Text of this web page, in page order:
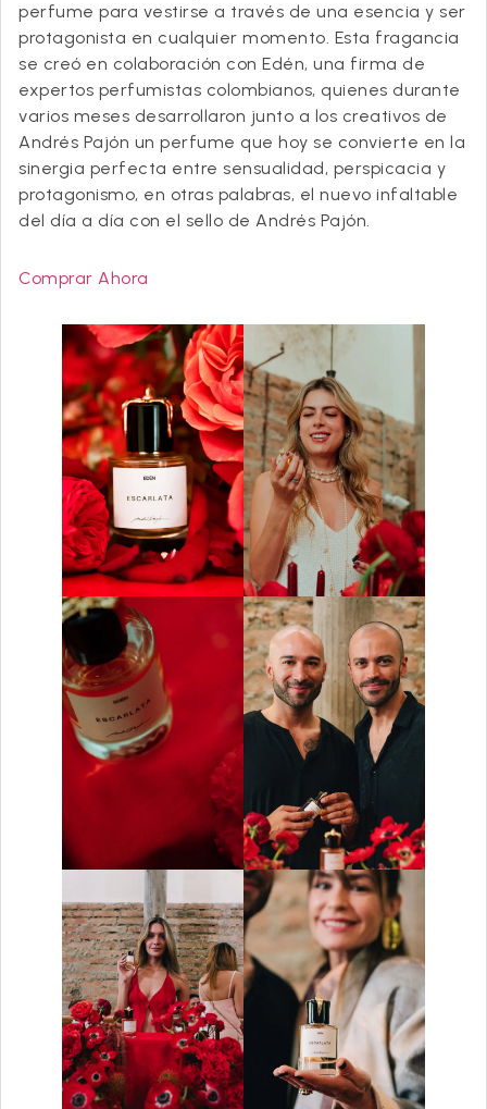
perfume para vestirse a través de una esencia y ser
protagonista en cualquier momento. Esta fragancia
se creó en colaboración con Edén, una firma de
expertos perfumistas colombianos, quienes durante
varios meses desarrollaron junto a los creativos de
Andrés Pajón un perfume que hoy se convierte en la
sinergia perfecta entre sensualidad, perspicacia y
protagonismo, en otras palabras, el nuevo infaltable
del día a día con el sello de Andrés Pajón.
Comprar Ahora